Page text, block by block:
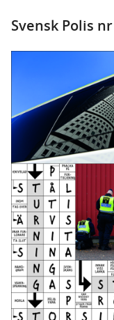
Svensk Polis